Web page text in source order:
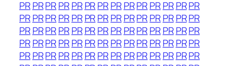
PRPRPRPRPR PRPRPRPRPRPRPR PRPR
PRPRPRPRPR PRPRPRPRPRPRPR PRPR
PRPRPRPRPR PRPRPRPRPRPRPR PRPR
PRPRPRPRPR PRPRPRPRPRPRPR PRPR
PRPRPRPRPR PRPRPRPRPRPRPR PRPR